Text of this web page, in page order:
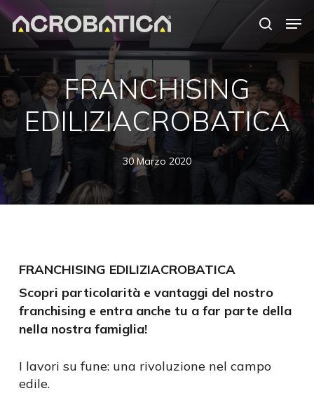
to
main
content
FRANCHISING
EDILIZIACROBATICA
30 Marzo 2020
FRANCHISING EDILIZIACROBATICA
Scopri particolarità e vantaggi del nostro
franchising e entra anche tu a far parte della
nella nostra famiglia!
I lavori su fune: una rivoluzione nel campo
edile.